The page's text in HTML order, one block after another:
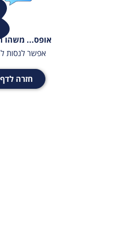
אופס... משהו
אפשר לנסות
חזרה